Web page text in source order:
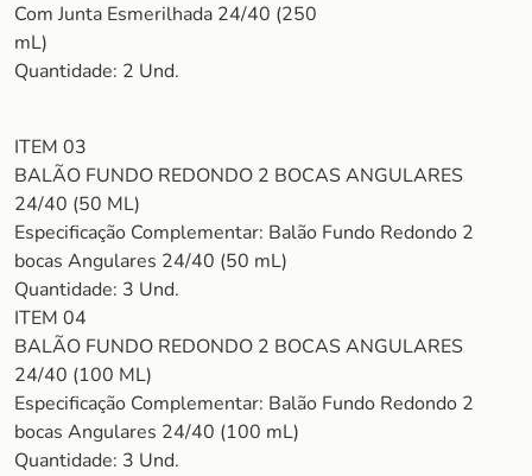
Com Junta Esmerilhada 24/40 (250
mL)
Quantidade: 2 Und.
ITEM 03
BALÃO FUNDO REDONDO 2 BOCAS ANGULARES
24/40 (50 ML)
Especificação Complementar: Balão Fundo Redondo 2
bocas Angulares 24/40 (50 mL)
Quantidade: 3 Und.
ITEM 04
BALÃO FUNDO REDONDO 2 BOCAS ANGULARES
24/40 (100 ML)
Especificação Complementar: Balão Fundo Redondo 2
bocas Angulares 24/40 (100 mL)
Quantidade: 3 Und.